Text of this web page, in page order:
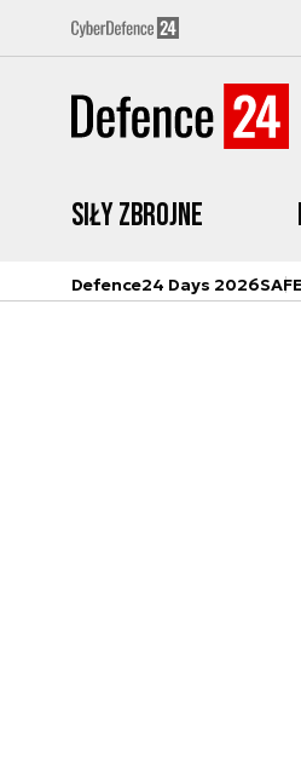
Siły zbrojne
Defence24 Days 2026SAFE